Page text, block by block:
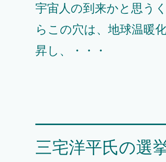
宇宙人の到来かと思う
らこの穴は、地球温暖
昇し、・・・
三宅洋平氏の選